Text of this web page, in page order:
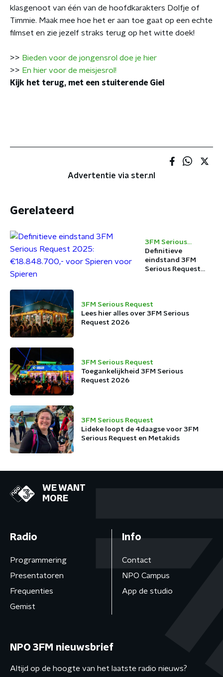
klasgenoot van één van de hoofdkarakters Dolfje of
Timmie. Maak mee hoe het er aan toe gaat op een echte
filmset en zie jezelf straks terug op het witte doek!
>> Bieden voor de jongensrol doe je hier
>> En hier voor de meisjesrol!
Kijk het terug, met een stuiterende Giel
Advertentie via ster.nl
Gerelateerd
3FM Serious
Request
Definitieve
eindstand 3FM
Serious Request
Spieren
3FM Serious Request
Lees hier alles over 3FM Serious
Request 2026
3FM Serious Request
Toegankelijkheid 3FM Serious
Request 2026
3FM Serious Request
Lideke loopt de 4daagse voor 3FM
Serious Request en Metakids
WE WANT
MORE
Radio
Programmering
Presentatoren
Frequenties
Gemist
Info
Contact
NPO Campus
App de studio
NPO 3FM nieuwsbrief
Altijd op de hoogte van het laatste radio nieuws?